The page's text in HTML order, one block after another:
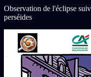
Observation de l'éclipse
perséides